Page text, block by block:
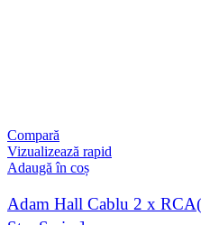
Compară
Vizualizează rapid
Adaugă în coș
Adam Hall Cablu 2 x